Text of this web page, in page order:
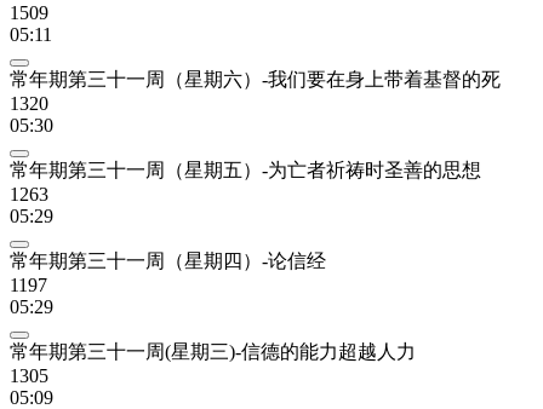
1509
05:11
常年期第三十一周（星期六）-我们要在身上带着基督的死
1320
05:30
常年期第三十一周（星期五）-为亡者祈祷时圣善的思想
1263
05:29
常年期第三十一周（星期四）-论信经
1197
05:29
常年期第三十一周(星期三)-信德的能力超越人力
1305
05:09